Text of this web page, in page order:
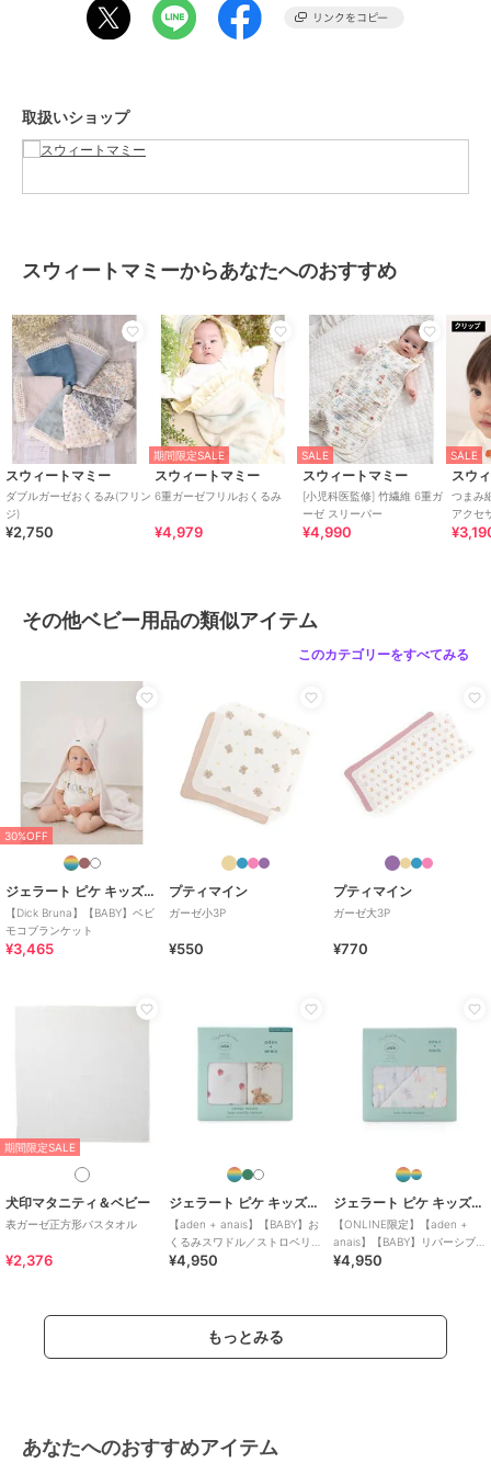
防ぐので長く使っても清潔です。
通気性にも優れているので、使用後に乾きやすく、カビが発生しに
くいのも嬉しいポイント
高級ホテルのような清潔感あふれる色合い
他にはないおしゃれな柄でインテリア映えも◎
ジッパー袋に入っているのでギフトにもおすすめ！
****************
◆ Sweet Mommy(スウィートマミー)
ブランド スウィートマミー
ベビー用品
ガールズ
ベビー用品・おもちゃ
／
ベビー用品
カラー
[ストライプ] グリーン、ガーデ
ン、子犬、ウサギ、コアラ、ナイ
ィー、ペンギン、バルーン、フェ
ンジ、[無地] レモンイエロー、[無
地] セージグリーン、[無地] ソー
ダブルー、[無地] カフェオレベー
ブル]ペールブルー、[リバーシブ
ル]モカ、[ストライプ] ブルー、
[ストライプ] イエロー、[ストライ
プ] ピンク
素材
[無地] コットン100%
商品のお取り扱い方法
ベビー用品・おもちゃ
無地
花柄
プリン
その他ベビー用品
無地/花柄/幾何学柄/プリン
取扱いショップ
スウィートマミーからあなたへのおすすめ
スウィートマミー
ダブルガーゼおくるみ(フリン
ジ)
¥2,750
期間限定SALE
スウィートマミー
6重ガーゼフリルおくるみ
¥4,979
SALE
スウィートマミー
[小児科医監修] 竹繊維 6重ガ
ーゼ スリーパー
¥4,990
SALE
スウ
つまみ
アクセ
ップ/ヘ
その他ベビー用品の類似アイテム
このカテゴリーをすべてみる
30%OFF
ジェラート ピケ キッズ＆ベビー
【Dick Bruna】【BABY】ベビ
モコブランケット
¥3,465
プティマイン
ガーゼ小3P
¥550
プティマイン
ガーゼ大3P
¥770
期間限定SALE
犬印マタニティ＆ベビー
表ガーゼ正方形バスタオル
¥2,376
ジェラート ピケ キッズ＆ベビー
【aden + anais】【BABY】お
くるみスワドル／ストロベリ
ー・ベア／ダイナソー・ベア
¥4,950
ジェラート ピケ キッズ＆ベビー
【ONLINE限定】【aden +
anais】【BABY】リバーシブ
ルブランケット／ミニ／アニ
¥4,950
もっとみる
あなたへのおすすめアイテム